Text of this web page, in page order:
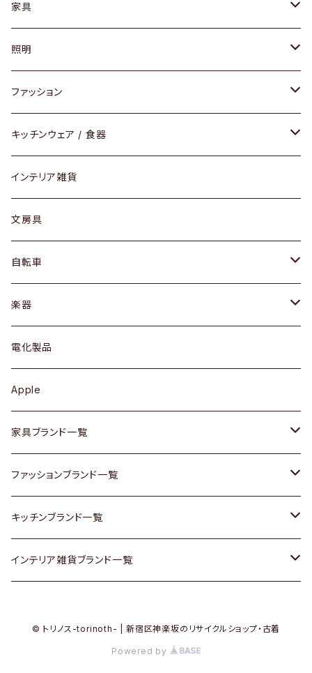
家具
ソファ / ベンチ
チェア / スツール
ダイニングセット / ダイニングテーブル
ローテーブル / サイドテーブル
デスク / コンソール
ドレッサー
シェルフ
キュリオケース / 飾り棚
カップボード / 食器棚
チェスト
その他家具
Vintageヴィンテージ / Antiqueアンティーク
Designers / デザイナーズ
照明
ペンダントライト
テーブルランプ / デスクスタンド
フロアライト
ファッション
アクセサリー
リング
ピアス / イヤリング
財布
バッグ
アウター
トップス
ワンピース
ボトムス
靴
スカーフ
腕時計
Vintage / ヴィンテージ
キッチンウェア / 食器
グラス / タンブラー
カップ / マグ
プレート / ボウル
カトラリー
ケトル / ティーポット
鍋 / フライパン
Vintage / ヴィンテージ
銀製品
和物 / 作家物
その他キッチン雑貨
インテリア雑貨
文房具
自転車
dahon
楽器
ギター
ベース
その他楽器
電化製品
Apple
家具ブランド一覧
ACME Furniture / アクメ ファニチャー
ACTUS / アクタス
arflex / アルフレックス
ファッションブランド一覧
agnes b / アニエス ベー
BALLY / バリー
キッチンブランド一覧
ARABIA / アラビア
インテリア雑貨ブランド一覧
© トリノス-torinoth- | 新宿区神楽坂のリサイクルショップ・古着
Powered by